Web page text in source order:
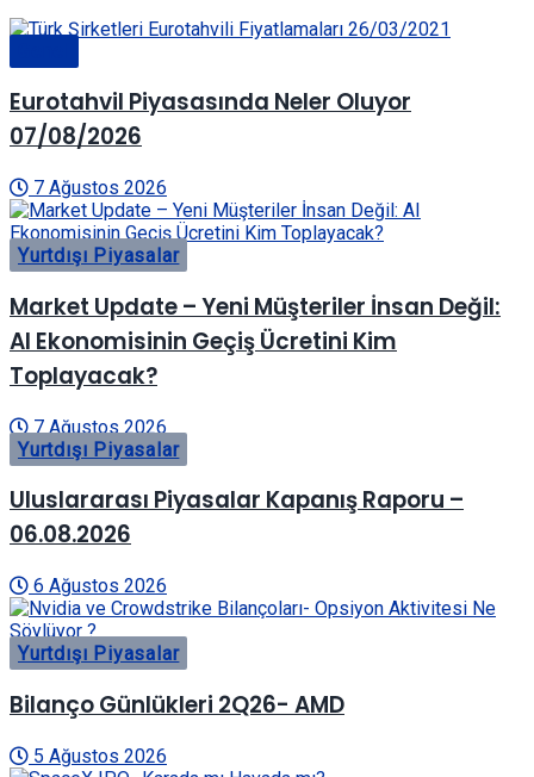
Eurotahvil Piyasasında Neler Oluyor
07/08/2026
7 Ağustos 2026
Yurtdışı Piyasalar
Market Update – Yeni Müşteriler İnsan Değil:
AI Ekonomisinin Geçiş Ücretini Kim
Toplayacak?
7 Ağustos 2026
Yurtdışı Piyasalar
Uluslararası Piyasalar Kapanış Raporu –
06.08.2026
6 Ağustos 2026
Yurtdışı Piyasalar
Bilanço Günlükleri 2Q26- AMD
5 Ağustos 2026